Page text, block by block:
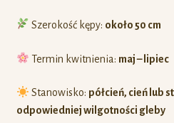
Szerokość kępy: około 50 cm
Termin kwitnienia: maj – lipiec
Stanowisko: półcień, cień lub
odpowiedniej wilgotności gleby